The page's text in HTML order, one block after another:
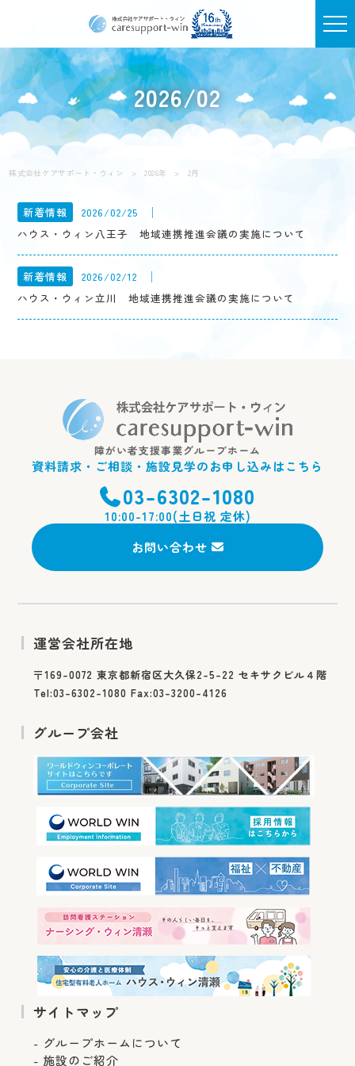
2026/02
株式会社ケアサポート・ウィン > 2026年 > 2月
新着情報 2026/02/25 │
ハウス・ウィン八王子 地域連携推進会議の実施について
新着情報 2026/02/12 │
ハウス・ウィン立川 地域連携推進会議の実施について
障がい者支援事業グループホーム
資料請求・ご相談・施設見学のお申し込みはこちら
お問い合わせ
03-6302-1080
10:00-17:00(土日祝 定休)
運営会社所在地
〒169-0072 東京都新宿区大久保2-5-22 セキサクビル４階
Tel:03-6302-1080 Fax:03-3200-4126
グループ会社
サイトマップ
グループホームについて
施設のご紹介